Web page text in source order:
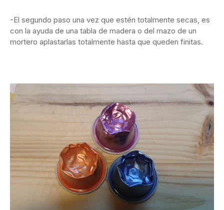
-El segundo paso una vez que estén totalmente secas, es
con la ayuda de una tabla de madera o del mazo de un
mortero aplastarlas totalmente hasta que queden finitas.